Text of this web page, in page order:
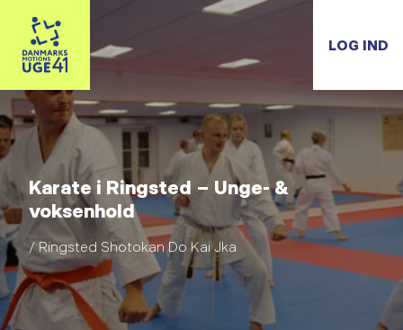
LOG IND
Karate i Ringsted – Unge- &
voksenhold
/ Ringsted Shotokan Do Kai Jka